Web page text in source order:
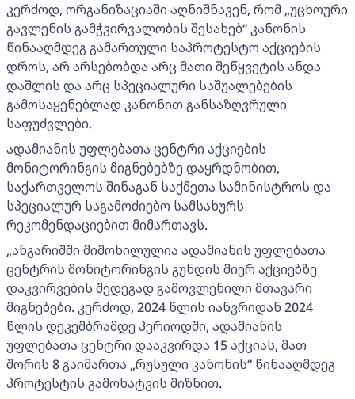
კერძოდ, ორგანიზაციაში აღნიშნავენ, რომ „უცხოური
გავლენის გამჭვირვალობის შესახებ“ კანონის
წინააღმდეგ გამართული საპროტესტო აქციების
დროს, არ არსებობდა არც მათი შეწყვეტის ანდა
დაშლის და არც სპეციალური საშუალებების
გამოსაყენებლად კანონით განსაზღვრული
საფუძვლები.
ადამიანის უფლებათა ცენტრი აქციების
მონიტორინგის მიგნებებზე დაყრდნობით,
საქართველოს შინაგან საქმეთა სამინისტროს და
სპეციალურ საგამოძიებო სამსახურს
რეკომენდაციებით მიმართავს.
„ანგარიშში მიმოხილულია ადამიანის უფლებათა
ცენტრის მონიტორინგის გუნდის მიერ აქციებზე
დაკვირვების შედეგად გამოვლენილი მთავარი
მიგნებები. კერძოდ, 2024 წლის იანვრიდან 2024
წლის დეკემბრამდე პერიოდში, ადამიანის
უფლებათა ცენტრი დააკვირდა 15 აქციას, მათ
შორის 8 გაიმართა „რუსული კანონის“ წინააღმდეგ
პროტესტის გამოხატვის მიზნით.